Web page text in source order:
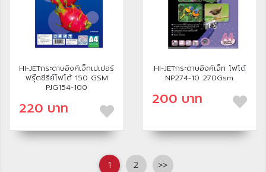
HI-JETกระดาษอิงค์เจ็ทเปเปอร์
ฟรุ๊ตซีรีย์โฟโต้ 150 GSM
PJG154-100
220 บาท
HI-JETกระดาษอิงค์เจ็ท โฟโต้
NP274-10 270Gsm.
200 บาท
1 2 >>